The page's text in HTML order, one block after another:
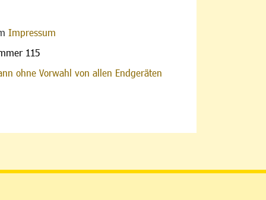
Impressum
115
ohne Vorwahl von allen Endgeräten